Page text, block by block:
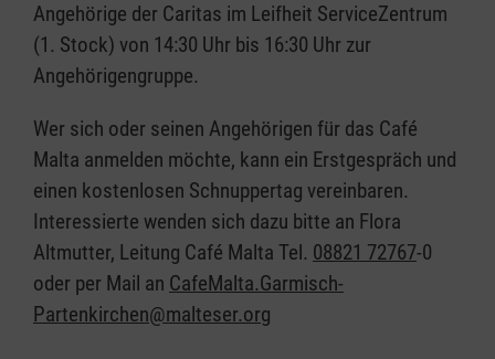
Angehörige der Caritas im Leifheit ServiceZentrum
(1. Stock) von 14:30 Uhr bis 16:30 Uhr zur
Angehörigengruppe.
Wer sich oder seinen Angehörigen für das Café
Malta anmelden möchte, kann ein Erstgespräch und
einen kostenlosen Schnuppertag vereinbaren.
Interessierte wenden sich dazu bitte an Flora
Altmutter, Leitung Café Malta Tel. 08821 72767-0
oder per Mail an CafeMalta.Garmisch-
Partenkirchen@malteser.org